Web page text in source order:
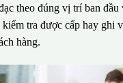
theo đúng vị trí ban đầu
tra được cấp hay ghi
hàng.